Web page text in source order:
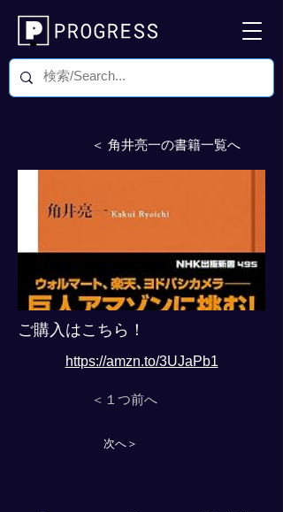
＜ 角井亮一の書籍一覧へ
ご購入はこちら！
https://amzn.to/3UJaPb1
＜１つ前へ
次へ＞